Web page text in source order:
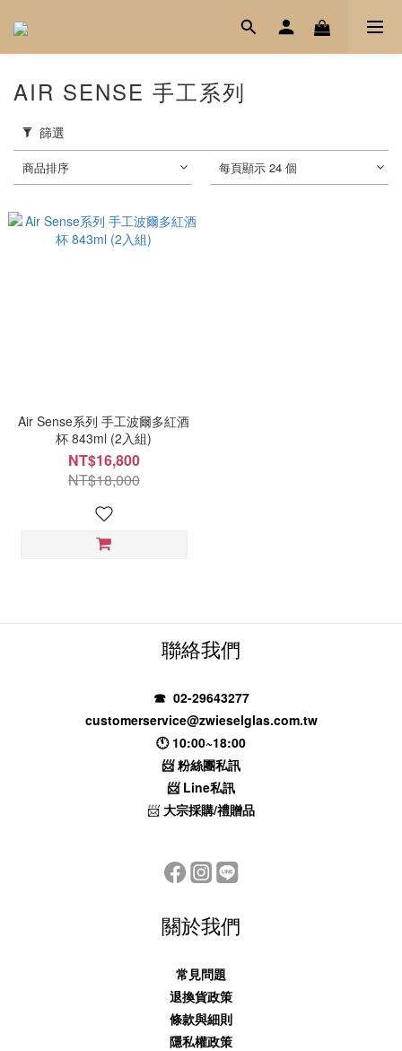
AIR SENSE 手工系列
篩選
商品排序 每頁顯示 24 個
Air Sense系列 手工波爾多紅酒
杯 843ml (2入組)
NT$16,800
NT$18,000
聯絡我們
☎ 02-29643277
customerservice@zwieselglas.com.tw
🕚 10:00~18:00
📨粉絲團私訊
📨 Line私訊
📨 大宗採購/禮贈品
關於我們
常見問題
退換貨政策
條款與細則
隱私權政策